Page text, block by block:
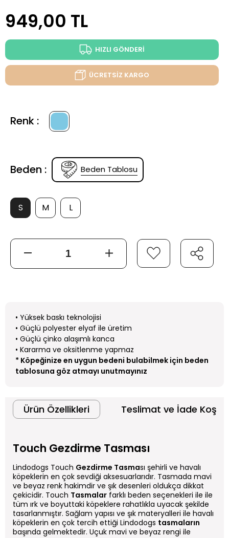
949,00 TL
HIZLI GÖNDERİ
ÜCRETSİZ KARGO
Renk :
Beden : Beden Tablosu
S M L
• Yüksek baskı teknolojisi
• Güçlü polyester elyaf ile üretim
• Güçlü çinko alaşımlı kanca
• Kararma ve oksitlenme yapmaz
* Köpeğinize en uygun bedeni bulabilmek için beden
tablosuna göz atmayı unutmayınız
Ürün Özellikleri Teslimat ve İade
Touch Gezdirme Tasması
Lindodogs Touch Gezdirme Tasması şehirli ve havalı
köpeklerin en çok sevdiği aksesuarlarıdır. Tasmada mavi
ve beyaz renk hakimdir ve şık desenleri oldukça dikkat
çekicidir. Touch Tasmalar farklı beden seçenekleri ile ile
tüm ırk ve boyuttaki köpeklere rahatlıkla uyacak şekilde
tasarlanmıştır. Sağlam yapısı ve şık materyalleri ile havalı
köpeklerin en çok tercih ettiği Lindodogs tasmaların
başında gelmektedir. Uçuk mavi ve beyaz rengi ile